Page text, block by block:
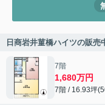
日商岩井菫橋ハイツの販売
7階
1,680万円
7階 / 16.93坪